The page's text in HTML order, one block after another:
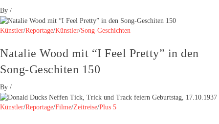
By /
Künstler/Reportage/Künstler/Song-Geschichten
Natalie Wood mit “I Feel Pretty” in den
Song-Geschiten 150
By /
Künstler/Reportage/Filme/Zeitreise/Plus 5